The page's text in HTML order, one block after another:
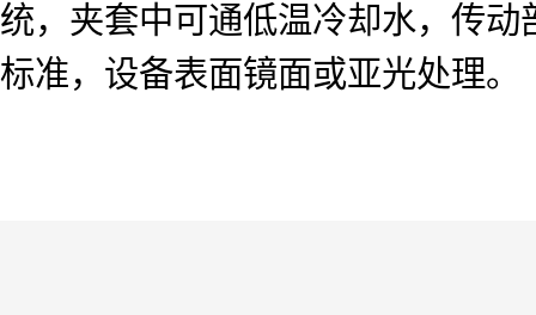
统，夹套中可通低温冷却水，传
标准，设备表面镜面或亚光处理。